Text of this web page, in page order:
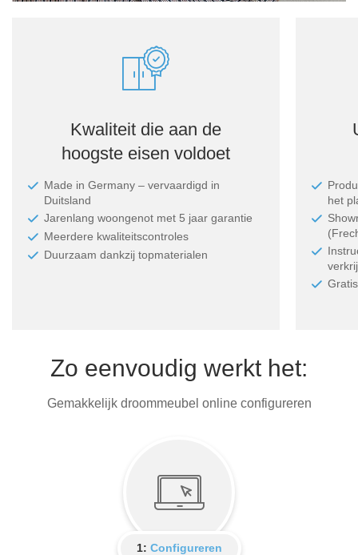
Kwaliteit die aan de
hoogste eisen voldoet
Made in Germany ‒ vervaardigd in
Duitsland
Jarenlang woongenot met 5 jaar garantie
Meerdere kwaliteitscontroles
Duurzaam dankzij topmaterialen
het
Zo eenvoudig werkt het:
Gemakkelijk droommeubel online configureren
1: Configureren